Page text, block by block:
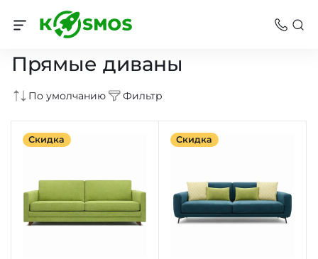
Диваны
Прямые диваны
По умолчанию Фильтр
Скидка Скидка